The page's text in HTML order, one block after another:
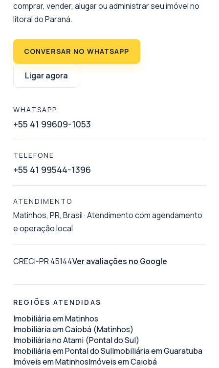
comprar, vender, alugar ou administrar seu imóvel no
litoral do Paraná.
CONVERSAR NO WHATSAPP
Ligar agora
WHATSAPP
+55 41 99609-1053
TELEFONE
+55 41 99544-1396
ATENDIMENTO
Matinhos, PR, Brasil ·Atendimento com agendamento
e operação local
CRECI-PR 45144Ver avaliações no Google
REGIÕES ATENDIDAS
Imobiliária em Matinhos
Imobiliária em Caiobá (Matinhos)
Imobiliária no Atami (Pontal do Sul)
Imobiliária em Pontal do SulImobiliária em Guaratuba
Imóveis em MatinhosImóveis em Caiobá